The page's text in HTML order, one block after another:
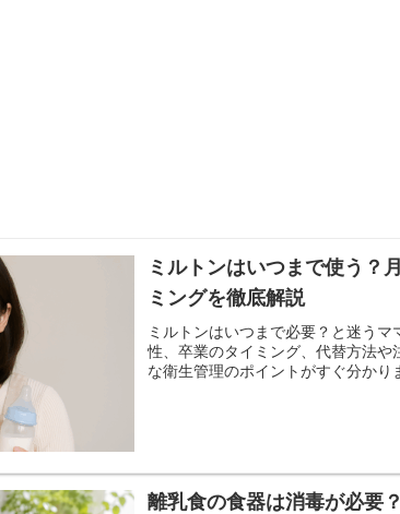
ミルトンはいつまで使う？
ミングを徹底解説
ミルトンはいつまで必要？と迷う
性、卒業のタイミング、代替方法
な衛生管理のポイントがすぐ分かり
離乳食の食器は消毒が必要